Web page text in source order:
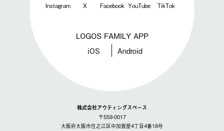
Instagram X Facebook YouTube TikTok
LOGOS FAMILY APP
iOS Android
株式会社アウティングスペース
〒559-0017
大阪府大阪市住之江区中加賀屋4丁目4番18号